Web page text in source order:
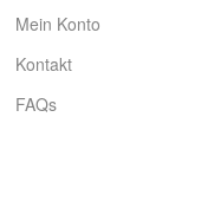
Mein Konto
Kontakt
FAQs